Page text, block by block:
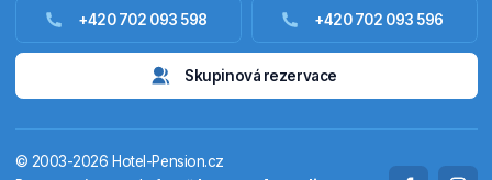
Ubytování zahraniční
+420 702 093 598 +420 702 093 596
Skupinová rezervace
© 2003-2026 Hotel-Pension.cz